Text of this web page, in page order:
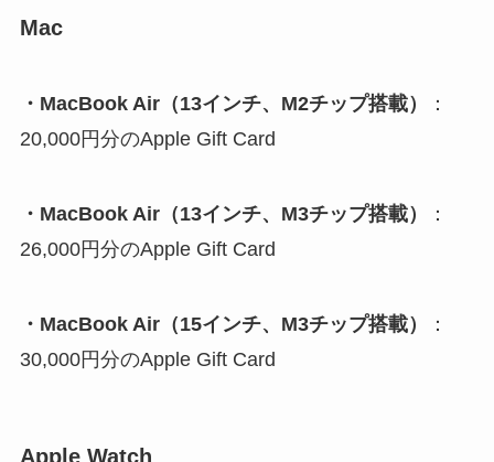
Mac
・MacBook Air（13インチ、M2チップ搭載）
：
20,000円分のApple Gift Card
・MacBook Air（13インチ、M3チップ搭載）
：
26,000円分のApple Gift Card
・MacBook Air（15インチ、M3チップ搭載）
：
30,000円分のApple Gift Card
Apple Watch